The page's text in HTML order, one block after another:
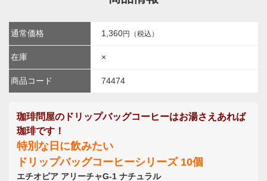
通常価格 1,360円（税込）
在庫 ×
商品コード 74474
珈琲問屋のドリップバッグコーヒーはお湯さえあれば
珈琲です！
特別な日に飲みたい
ドリップバッグコーヒーシリーズ 10個
エチオピア アリーチャG-1 ナチュラル